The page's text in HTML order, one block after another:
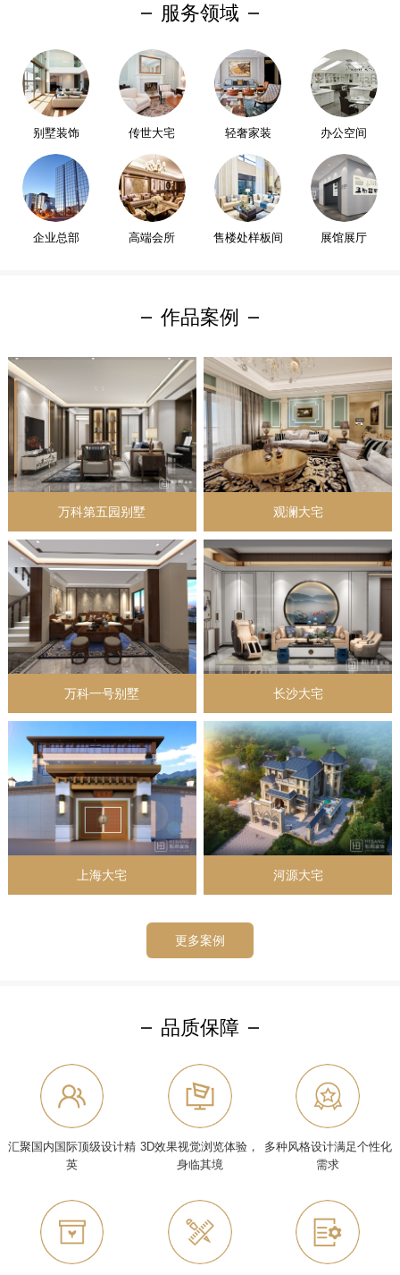
服务领域
别墅装饰 传世大宅 轻奢家装 办公空间
企业总部 高端会所 售楼处样板间 展馆展厅
作品案例
万科第五园别墅 观澜大宅
万科一号别墅 长沙大宅
上海大宅 河源大宅
更多案例
品质保障
汇聚国内国际顶级设计精
英
3D效果视觉浏览体验，
身临其境
多种风格设计满足个性化
需求